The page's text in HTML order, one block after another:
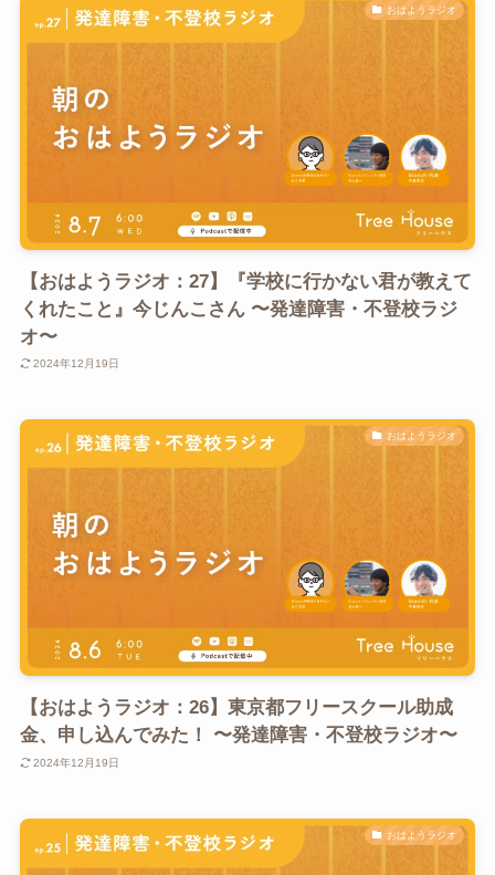
おはようラジオ
【おはようラジオ：27】『学校に行かない君が教えて
くれたこと』今じんこさん 〜発達障害・不登校ラジ
オ〜
2024年12月19日
おはようラジオ
【おはようラジオ：26】東京都フリースクール助成
金、申し込んでみた！ 〜発達障害・不登校ラジオ〜
2024年12月19日
おはようラジオ